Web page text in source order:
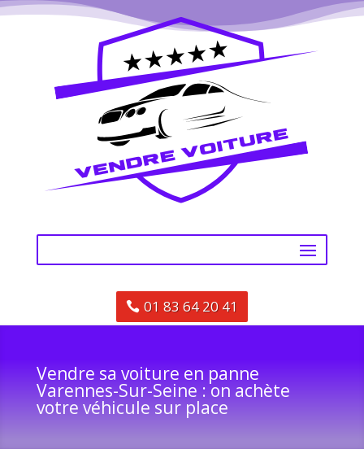
01 83 64 20 41
Vendre sa voiture en panne
Varennes-Sur-Seine : on achète
votre véhicule sur place